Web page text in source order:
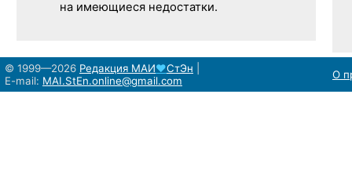
на имеющиеся недостатки.
© 1999—2026 Редакция МАИ♥СтЭн
E-mail: MAI.StEn.online@gmail.com О